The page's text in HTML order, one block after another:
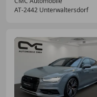
AT-2442 Unterwaltersdorf